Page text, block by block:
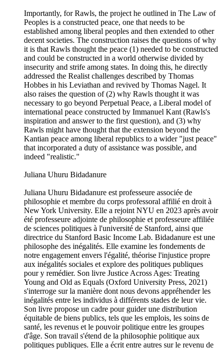
Importantly, for Rawls, the project he outlined in The Law of
Peoples is a constructed peace, one that needs to be
established among liberal peoples and then extended to other
decent societies. The construction raises the questions of why
it is that Rawls thought the peace (1) needed to be constructed
and could be constructed in a world otherwise divided by
insecurity and strife among states. In doing this, he directly
addressed the Realist challenges described by Thomas
Hobbes in his Leviathan and revived by Thomas Nagel. It
also raises the question of (2) why Rawls thought it was
necessary to go beyond Perpetual Peace, a Liberal model of
international peace constructed by Immanuel Kant (Rawls's
inspiration and answer to the first question), and (3) why
Rawls might have thought that the extension beyond the
Kantian peace among liberal republics to a wider "just peace"
that incorporated a duty of assistance was possible, and
indeed "realistic."
Juliana Uhuru Bidadanure
Juliana Uhuru Bidadanure est professeure associée de
philosophie et membre du corps professoral affilié en droit à
New York University. Elle a rejoint NYU en 2023 après avoir
été professeure adjointe de philosophie et professeure affiliée
de sciences politiques à l'université de Stanford, ainsi que
directrice du Stanford Basic Income Lab. Bidadanure est une
philosophe des inégalités. Elle examine les fondements de
notre engagement envers l'égalité, théorise l'injustice propre
aux inégalités sociales et explore des politiques publiques
pour y remédier. Son livre Justice Across Ages: Treating
Young and Old as Equals (Oxford University Press, 2021)
s'interroge sur la manière dont nous devons appréhender les
inégalités entre les individus à différents stades de leur vie.
Son livre propose un cadre pour guider une distribution
équitable de biens publics, tels que les emplois, les soins de
santé, les revenus et le pouvoir politique entre les groupes
d'âge. Son travail s'étend de la philosophie politique aux
politiques publiques. Elle a écrit entre autres sur le revenu de